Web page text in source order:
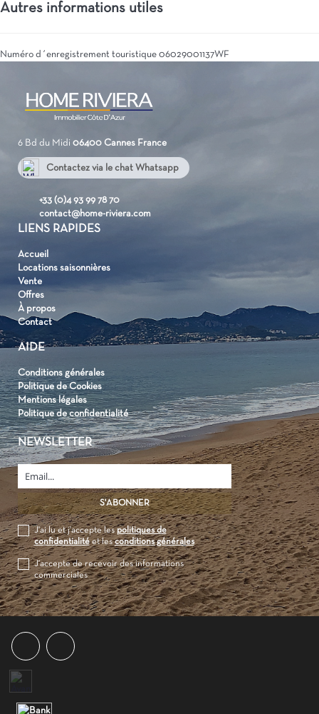
Autres informations utiles
Numéro d´enregistrement touristique 06029001137WF
6 Bd du Midi 06400 Cannes France
Contactez via le chat Whatsapp
+33 (0)4 93 99 78 70
contact@home-riviera.com
LIENS RAPIDES
Accueil
Locations saisonnières
Vente
Offres
À propos
Contact
AIDE
Conditions générales
Politique de Cookies
Mentions légales
Politique de confidentialité
NEWSLETTER
J'ai lu et j'accepte lespolitiques de
confidentialitéet lesconditions générales
J'accepte de recevoir des informations
commerciales